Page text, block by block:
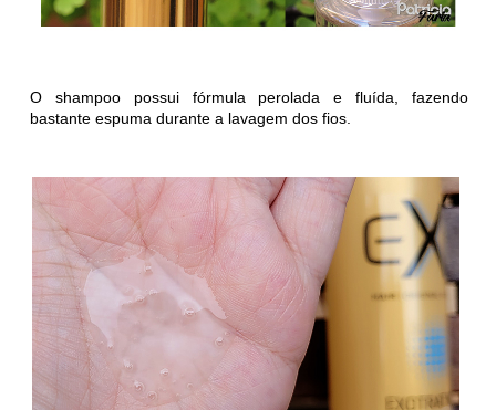
O shampoo possui fórmula perolada e fluída, fazendo
bastante espuma durante a lavagem dos fios.